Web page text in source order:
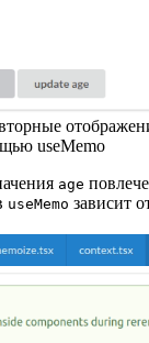
useMemo
age
useMemo зависит